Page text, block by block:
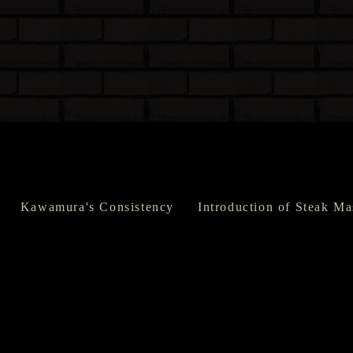
Kawamura's Consistency Introduction of Steak